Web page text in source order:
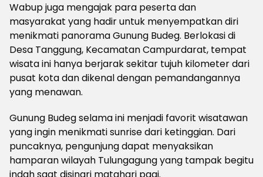
Wabup juga mengajak para peserta dan
masyarakat yang hadir untuk menyempatkan diri
menikmati panorama Gunung Budeg. Berlokasi di
Desa Tanggung, Kecamatan Campurdarat, tempat
wisata ini hanya berjarak sekitar tujuh kilometer dari
pusat kota dan dikenal dengan pemandangannya
yang menawan.
Gunung Budeg selama ini menjadi favorit wisatawan
yang ingin menikmati sunrise dari ketinggian. Dari
puncaknya, pengunjung dapat menyaksikan
hamparan wilayah Tulungagung yang tampak begitu